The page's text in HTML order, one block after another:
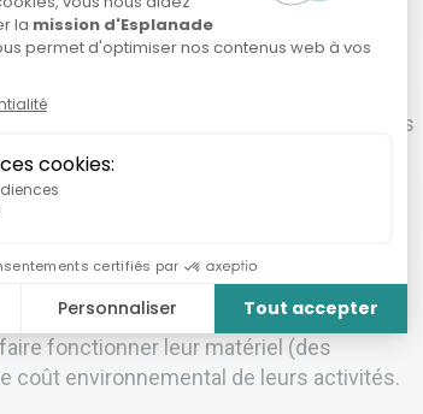
Aisen accompagne les entreprises à
d’approvisionnement pour des
de l’environnement, sans
charge et en n’impactant aucunement leurs
Ville de Montréal, L’Oréal, et d’autres
fonctionner leur matériel (des
coût environnemental de leurs activités.